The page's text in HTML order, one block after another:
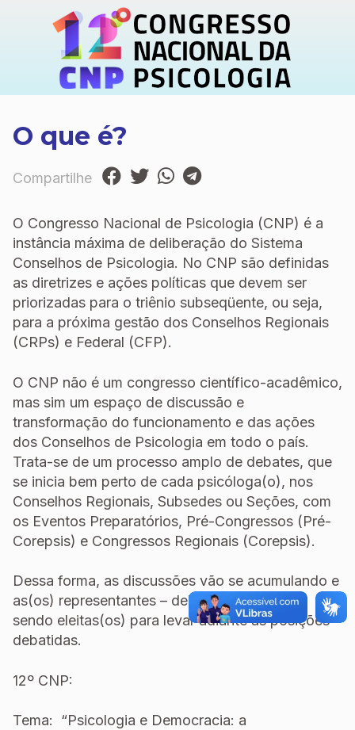
O que é?
Compartilhe
O Congresso Nacional de Psicologia (CNP) é a
instância máxima de deliberação do Sistema
Conselhos de Psicologia. No CNP são definidas
as diretrizes e ações políticas que devem ser
priorizadas para o triênio subseqüente, ou seja,
para a próxima gestão dos Conselhos Regionais
(CRPs) e Federal (CFP).
O CNP não é um congresso científico-acadêmico,
mas sim um espaço de discussão e
transformação do funcionamento e das ações
dos Conselhos de Psicologia em todo o país.
Trata-se de um processo amplo de debates, que
se inicia bem perto de cada psicóloga(o), nos
Conselhos Regionais, Subsedes ou Seções, com
os Eventos Preparatórios, Pré-Congressos (Pré-
Corepsis) e Congressos Regionais (Corepsis).
Dessa forma, as discussões vão se acumulando e
as(os) representantes – delegadas(os) – vão
sendo eleitas(os) para levar adiante as posições
debatidas.
12º CNP:
Tema: “Psicologia e Democracia: a